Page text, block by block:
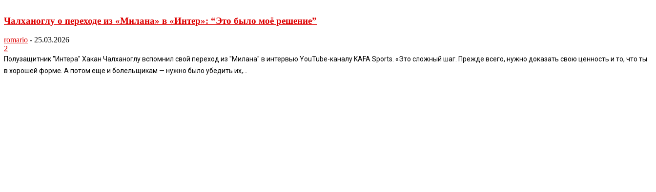
Чалханоглу о переходе из «Милана» в «Интер»: “Это было моё решение”
romario - 25.03.2026
2
Полузащитник "Интера" Хакан Чалханоглу вспомнил свой переход из "Милана" в интервью YouTube-каналу KAFA Sports. «Это сложный шаг. Прежде всего, нужно доказать свою ценность и то, что ты
в хорошей форме. А потом ещё и болельщикам — нужно было убедить их,...